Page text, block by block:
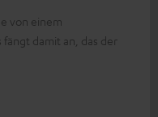
von einem
damit an, das der